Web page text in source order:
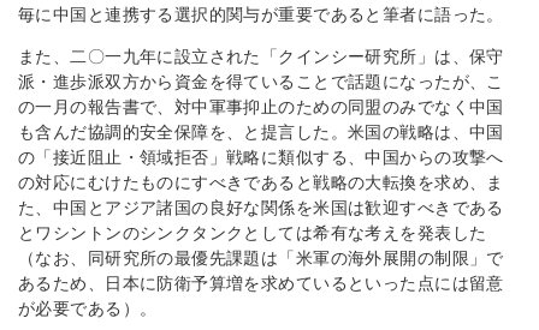
毎に中国と連携する選択的関与が重要であると筆者に語った。
また、二〇一九年に設立された「クインシー研究所」は、保守
派・進歩派双方から資金を得ていることで話題になったが、こ
の一月の報告書で、対中軍事抑止のための同盟のみでなく中国
も含んだ協調的安全保障を、と提言した。米国の戦略は、中国
の「接近阻止・領域拒否」戦略に類似する、中国からの攻撃へ
の対応にむけたものにすべきであると戦略の大転換を求め、ま
た、中国とアジア諸国の良好な関係を米国は歓迎すべきである
とワシントンのシンクタンクとしては希有な考えを発表した
（なお、同研究所の最優先課題は「米軍の海外展開の制限」で
あるため、日本に防衛予算増を求めているといった点には留意
が必要である）。